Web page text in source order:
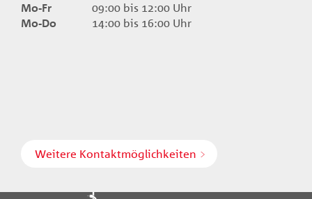
Mo-Fr
09:00 bis 12:00 Uhr
Mo-Do
14:00 bis 16:00 Uhr
Weitere Kontaktmöglichkeiten